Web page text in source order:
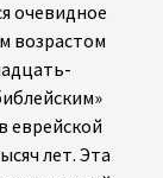
коллапса
дискуссию, я
иной точки
КМ.